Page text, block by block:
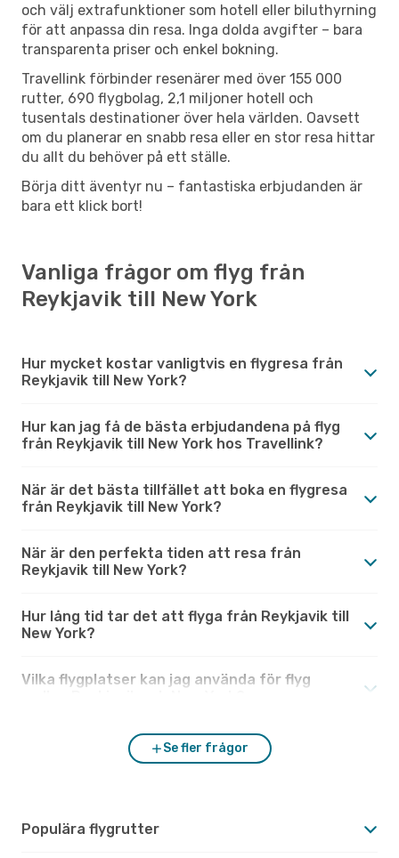
och välj extrafunktioner som hotell eller biluthyrning
för att anpassa din resa. Inga dolda avgifter – bara
transparenta priser och enkel bokning.
Travellink förbinder resenärer med över 155 000
rutter, 690 flygbolag, 2,1 miljoner hotell och
tusentals destinationer över hela världen. Oavsett
om du planerar en snabb resa eller en stor resa hittar
du allt du behöver på ett ställe.
Börja ditt äventyr nu – fantastiska erbjudanden är
bara ett klick bort!
Vanliga frågor om flyg från
Reykjavik till New York
Hur mycket kostar vanligtvis en flygresa från
Reykjavik till New York?
Hur kan jag få de bästa erbjudandena på flyg
från Reykjavik till New York hos Travellink?
När är det bästa tillfället att boka en flygresa
från Reykjavik till New York?
När är den perfekta tiden att resa från
Reykjavik till New York?
Hur lång tid tar det att flyga från Reykjavik till
New York?
Vilka flygplatser kan jag använda för flyg
Se fler frågor
Populära flygrutter